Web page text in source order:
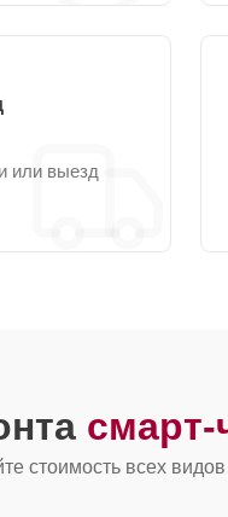
или выезд
смарт-
стоимость всех